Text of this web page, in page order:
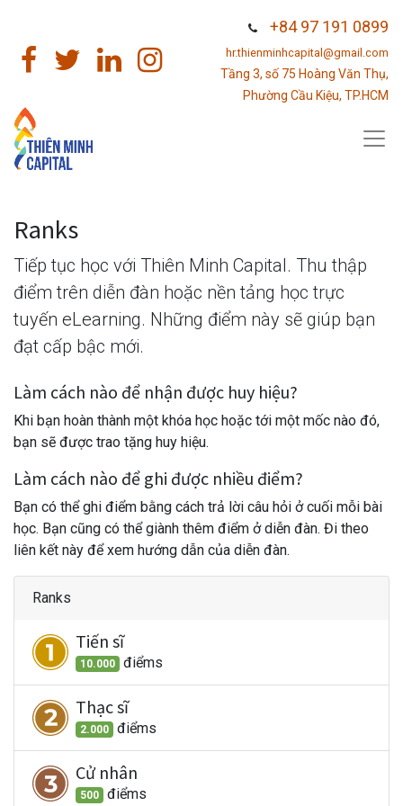
+84 97 191 0899
hr.thienminhcapital@gmail.com
Tầng 3, số 75 Hoàng Văn Thụ,
Phường Cầu Kiệu, TP.HCM
Ranks
Tiếp tục học với Thiên Minh Capital. Thu thập
điểm trên diễn đàn hoặc nền tảng học trực
tuyến eLearning. Những điểm này sẽ giúp bạn
đạt cấp bậc mới.
Làm cách nào để nhận được huy hiệu?
Khi bạn hoàn thành một khóa học hoặc tới một mốc nào đó,
bạn sẽ được trao tặng huy hiệu.
Làm cách nào để ghi được nhiều điểm?
Bạn có thể ghi điểm bằng cách trả lời câu hỏi ở cuối mỗi bài
học. Bạn cũng có thể giành thêm điểm ở diễn đàn. Đi theo
liên kết này để xem hướng dẫn của diễn đàn.
Ranks
Tiến sĩ
10.000 điểms
Thạc sĩ
2.000 điểms
Cử nhân
500 điểms